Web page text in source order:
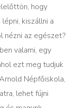
hogy
kiszállni a
nézni az egészet?
valami, egy
ezt meg tudjuk
Népfőiskola,
lehet fújni